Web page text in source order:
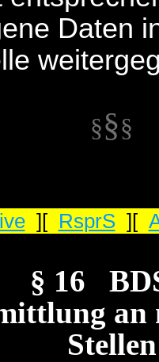
Daten
§§§
][ RsprS][
§ 16
an
Stellen